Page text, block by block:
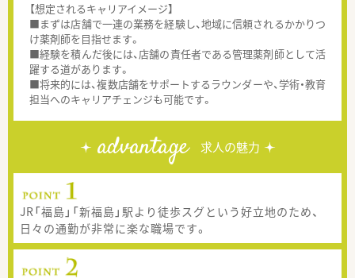
【想定されるキャリアイメージ】
■まずは店舗で一連の業務を経験し、地域に信頼されるかかりつ
け薬剤師を目指せます。
■経験を積んだ後には、店舗の責任者である管理薬剤師として活
躍する道があります。
■将来的には、複数店舗をサポートするラウンダーや、学術・教育
担当へのキャリアチェンジも可能です。
advantage 求人の魅力
JR「福島」「新福島」駅より徒歩スグという好立地のため、
日々の通勤が非常に楽な職場です。